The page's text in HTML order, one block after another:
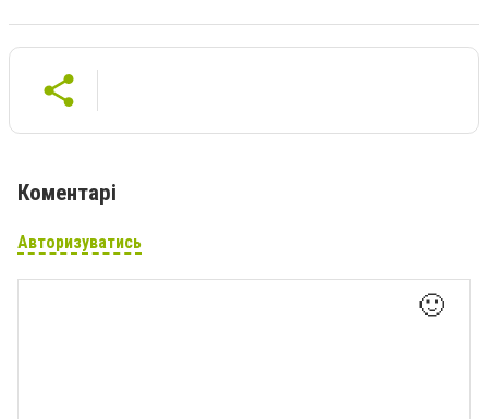
Коментарі
Авторизуватись
🙂